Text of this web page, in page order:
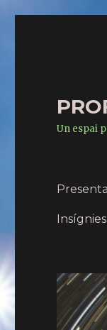
Un espai